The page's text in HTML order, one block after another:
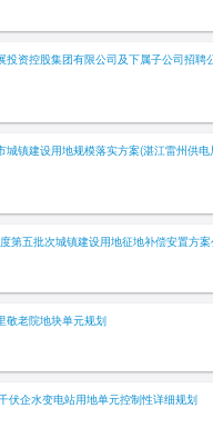
投资控股集团有限公司及下属子公司招聘
城镇建设用地规模落实方案(湛江雷州供
第五批次城镇建设用地征地补偿安置方
敬老院地块单元规划
伏企水变电站用地单元控制性详细规划